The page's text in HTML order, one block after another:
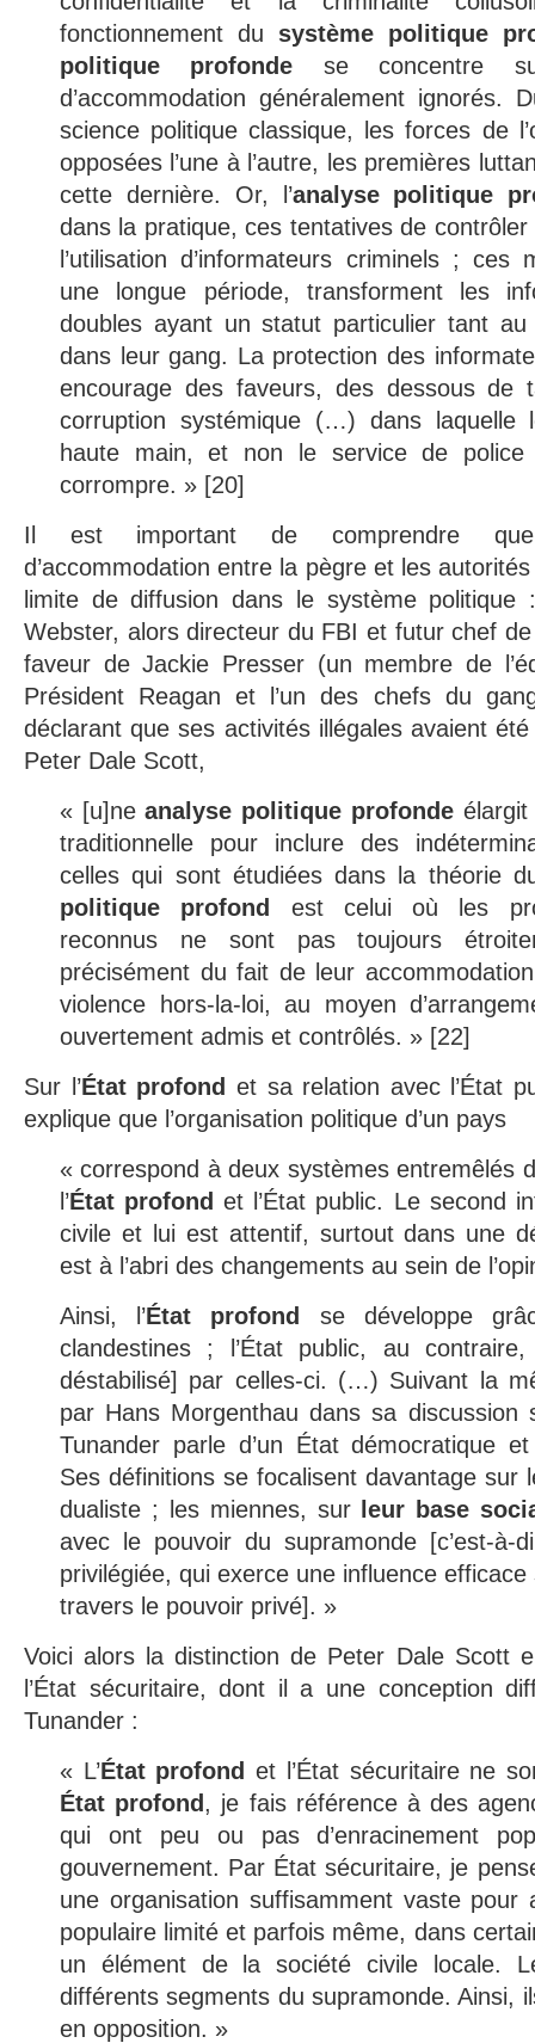
fonctionnement du système politique
politique profonde se concentre
d’accommodation généralement
science politique classique, les forces de
opposées l’une à l’autre, les premières
cette dernière. Or, l’analyse politique
dans la pratique, ces tentatives de
l’utilisation d’informateurs criminels ; ces
une longue période, transforment les
doubles ayant un statut particulier tant
dans leur gang. La protection des
encourage des faveurs, des dessous de
corruption systémique (…) dans
haute main, et non le service de police
corrompre. » [20]
Il est important de comprendre que
d’accommodation entre la pègre et les
limite de diffusion dans le système
Webster, alors directeur du FBI et futur chef
faveur de Jackie Presser (un membre de
Président Reagan et l’un des chefs du
déclarant que ses activités illégales avaient
Peter Dale Scott,
« [u]neanalyse politique profondeélargit
traditionnelle pour inclure des
celles qui sont étudiées dans la théorie
politique profond
est celui où les
reconnus ne sont pas toujours
précisément du fait de leur
violence hors-la-loi, au moyen
ouvertement admis et contrôlés. » [22]
Sur l’État profond et sa relation avec l’État
explique que l’organisation politique d’un pays
« correspond à deux systèmes entremêlés
l’État profond et l’État public. Le second
civile et lui est attentif, surtout dans une
est à l’abri des changements au sein de
Ainsi, l’État profond
se développe
clandestines ; l’État public, au
déstabilisé] par celles-ci. (…) Suivant la
par Hans Morgenthau dans sa discussion
Tunander parle d’un État démocratique
Ses définitions se focalisent davantage sur
dualiste ; les miennes, sur
leur base
avec le pouvoir du supramonde [c’est-à-
privilégiée, qui exerce une influence
travers le pouvoir privé]. »
Voici alors la distinction de Peter Dale Scott
l’État sécuritaire, dont il a une conception
Tunander :
« L’État profond et l’État sécuritaire ne
État profond , je fais référence à des
qui ont peu ou pas d’enracinement
gouvernement. Par État sécuritaire, je
une organisation suffisamment vaste pour
populaire limité et parfois même, dans
un élément de la société civile locale.
différents segments du supramonde. Ainsi,
en opposition. »